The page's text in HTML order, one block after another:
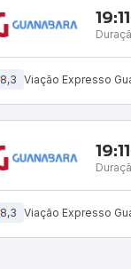
19:11
8,3 Viação Expresso
19:11
8,3 Viação Expresso